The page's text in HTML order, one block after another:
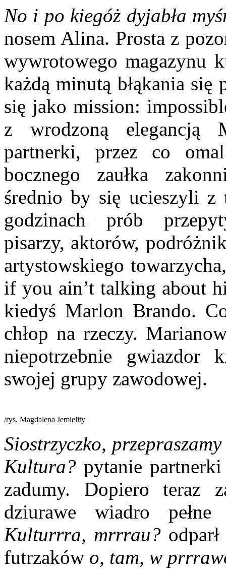
No i po kiegóż dyjabła
nosem Alina. Prosta z
wywrotowego magazynu
każdą minutą błąkania
się jako mission:
z wrodzoną elegancją
partnerki, przez co
bocznego zaułka
średnio by się ucieszyli
godzinach prób
pisarzy, aktorów,
artystowskiego
if you ain’t talking about
kiedyś Marlon Brando.
chłop na rzeczy.
niepotrzebnie gwiazdor
swojej grupy zawodowej.
/rys. Magdalena Jemielity
Siostrzyczko,
Kultura? pytanie
zadumy. Dopiero teraz
dziurawe wiadro
Kulturrra, mrrrau?odparł
futrzaków o, tam, w